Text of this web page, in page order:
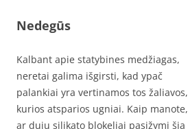
Nedegūs
Kalbant apie statybines medžiagas,
neretai galima išgirsti, kad ypač
palankiai yra vertinamos tos žaliavos,
kurios atsparios ugniai. Kaip manote,
ar dujų silikato blokeliai pasižymi šia